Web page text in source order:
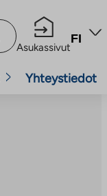
Asukassivut
FI
Yhteystiedot